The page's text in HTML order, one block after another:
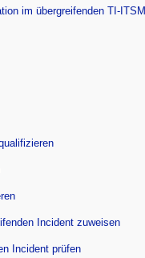
im übergreifenden TI-ITSM
Incident zuweisen
Incident prüfen